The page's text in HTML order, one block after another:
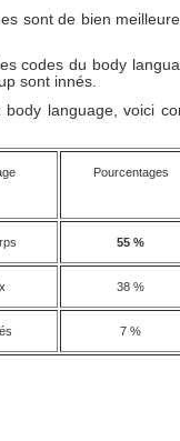
sont de bien
codes du body
sont innés.
body language, voici
Pourcentages
55 %
38 %
7 %